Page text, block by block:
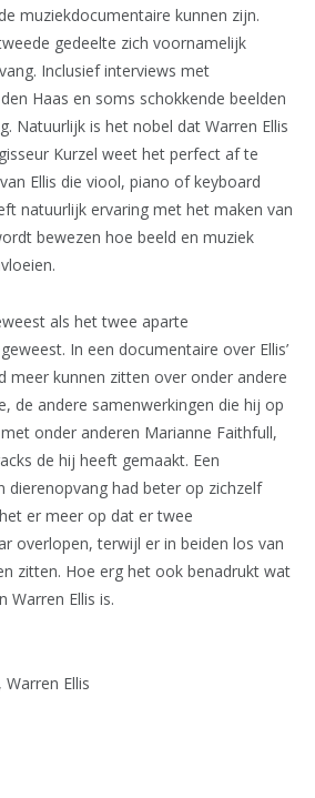
muziekdocumentaire kunnen zijn.
gedeelte zich voornamelijk
Inclusief interviews met
Haas en soms schokkende beelden
Natuurlijk is het nobel dat Warren Ellis
Kurzel weet het perfect af te
Ellis die viool, piano of keyboard
natuurlijk ervaring met het maken van
bewezen hoe beeld en muziek
als het twee aparte
In een documentaire over Ellis’
meer kunnen zitten over onder andere
de andere samenwerkingen die hij op
onder anderen Marianne Faithfull,
de hij heeft gemaakt. Een
dierenopvang had beter op zichzelf
er meer op dat er twee
overlopen, terwijl er in beiden los van
zitten. Hoe erg het ook benadrukt wat
Warren Ellis is.
Ellis